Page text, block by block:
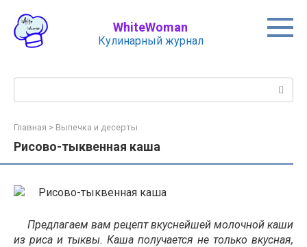
контенту
WhiteWoman
Кулинарный журнал
Главная > Выпечка и десерты
Рисово-тыквенная каша
Предлагаем вам рецепт вкуснейшей молочной каши
из риса и тыквы. Каша получается не только вкусная,